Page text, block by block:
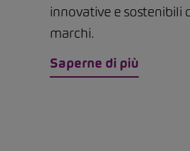
innovative e sostenibili
marchi.
Saperne di più